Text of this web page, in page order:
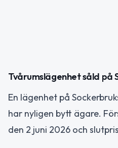
Tvårumslägenhet såld på
En lägenhet på
har nyligen bytt ägare.
den 2 juni 2026 och